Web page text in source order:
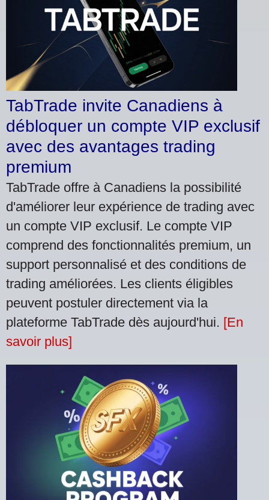
TabTrade invite Canadiens à
débloquer un compte VIP exclusif
avec des avantages trading
premium
TabTrade offre à Canadiens la possibilité
d'améliorer leur expérience de trading avec
un compte VIP exclusif. Le compte VIP
comprend des fonctionnalités premium, un
support personnalisé et des conditions de
trading améliorées. Les clients éligibles
peuvent postuler directement via la
plateforme TabTrade dès aujourd'hui. [En
savoir plus]